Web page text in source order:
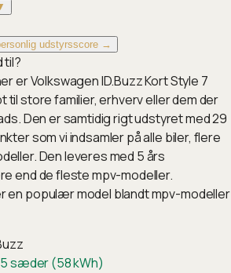
udstyrsscore →
til?
er Volkswagen ID.Buzz Kort Style 7
store familier, erhverv eller dem der
Den er samtidig rigt udstyret med 29
som vi indsamler på alle biler, flere
Den leveres med 5 års
end de fleste mpv-modeller.
en populær model blandt mpv-modeller
5 sæder (58 kWh)